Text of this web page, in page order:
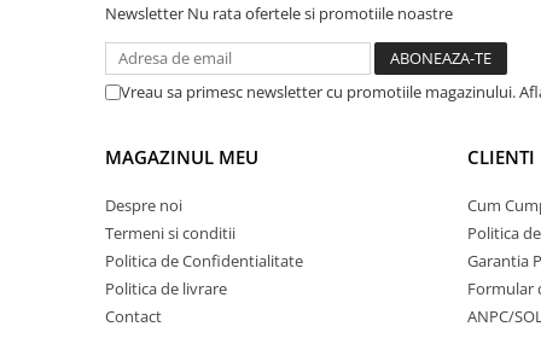
Newsletter Nu rata ofertele si promotiile noastre
Vreau sa primesc newsletter cu promotiile magazinului.
MAGAZINUL MEU
Despre noi
Termeni si conditii
Politica de Confidentialitate
Politica de livrare
Contact
CLIENTI
Cum
Politica
Garantia
Formular
ANPC/